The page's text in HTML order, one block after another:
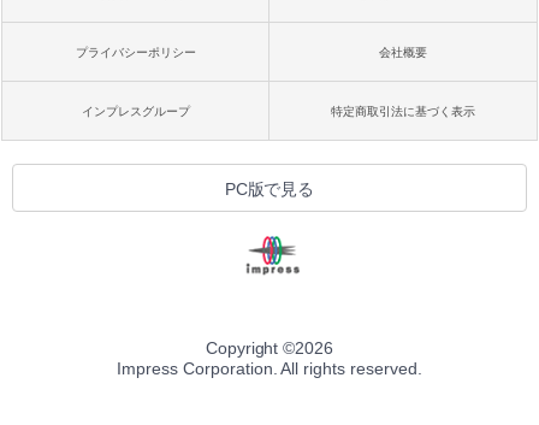
プライバシーポリシー 会社概要
インプレスグループ 特定商取引法に基づく表示
PC版で見る
Copyright ©2026
Impress Corporation. All rights reserved.